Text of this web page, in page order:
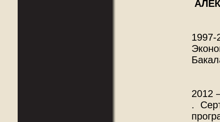
1997-
2012
.